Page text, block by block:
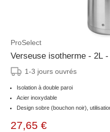
ProSelect
Verseuse isotherme - 2L
1-3 jours ouvrés
Isolation à double paroi
Acier inoxydable
Design sobre (bouchon noir),
27,65 €